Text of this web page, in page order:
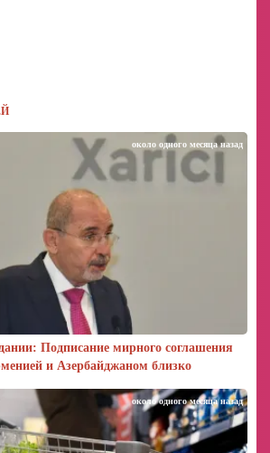
Подписание мирного соглашения
и Азербайджаном близко
около одного месяца назад
около одного месяца назад